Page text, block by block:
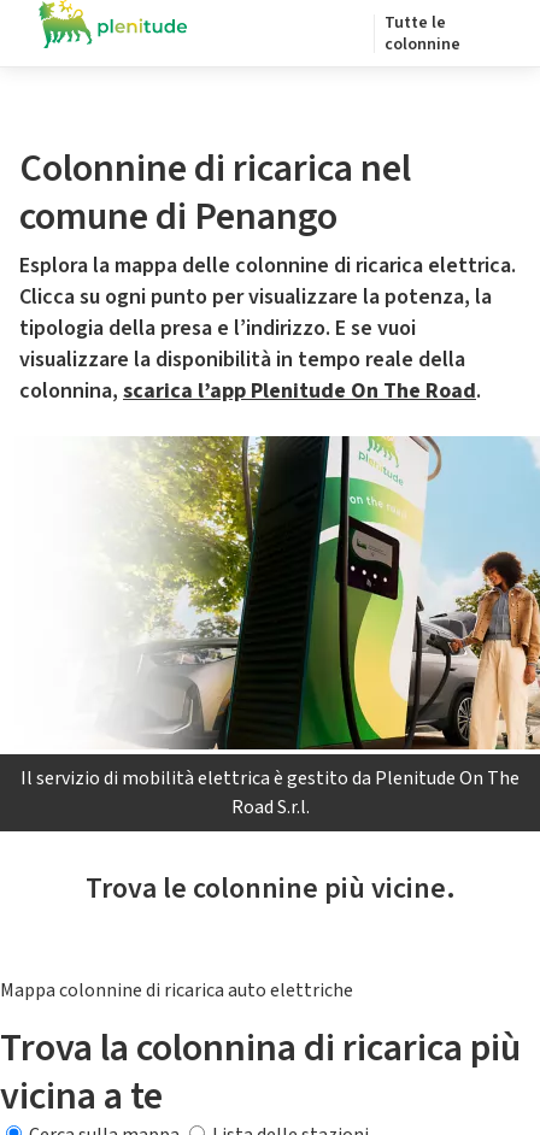
Tutte le
colonnine
Colonnine di ricarica nel
comune di Penango
Esplora la mappa delle colonnine di ricarica elettrica.
Clicca su ogni punto per visualizzare la potenza, la
tipologia della presa e l’indirizzo. E se vuoi
visualizzare la disponibilità in tempo reale della
colonnina, scarica l’app Plenitude On The Road.
Il servizio di mobilità elettrica è gestito da Plenitude On The
Road S.r.l.
Trova le colonnine più vicine.
Mappa colonnine di ricarica auto elettriche
Trova la colonnina di ricarica più
vicina a te